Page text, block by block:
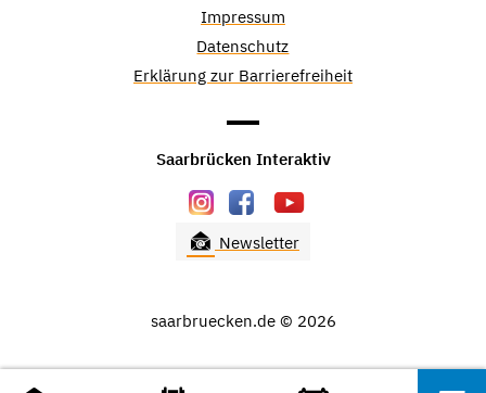
Impressum
Datenschutz
Erklärung zur Barrierefreiheit
Saarbrücken Interaktiv
Newsletter
saarbruecken.de © 2026